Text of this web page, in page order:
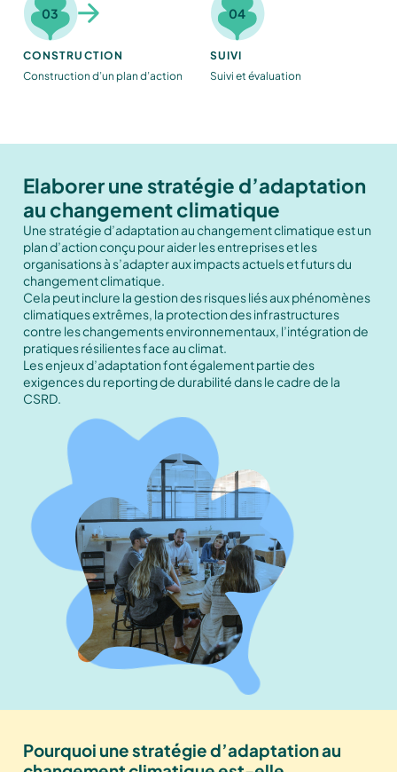
03
CONSTRUCTION
Construction d’un plan d’action
04
SUIVI
Suivi et évaluation
Elaborer une stratégie d’adaptation
au changement climatique
Une stratégie d’adaptation au changement climatique est un
plan d’action conçu pour aider les entreprises et les
organisations à s’adapter aux impacts actuels et futurs du
changement climatique.
Cela peut inclure la gestion des risques liés aux phénomènes
climatiques extrêmes, la protection des infrastructures
contre les changements environnementaux, l’intégration de
pratiques résilientes face au climat.
Les enjeux d’adaptation font également partie des
exigences du reporting de durabilité dans le cadre de la
CSRD.
Pourquoi une stratégie d’adaptation au